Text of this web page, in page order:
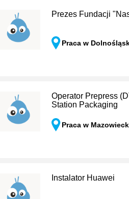
Prezes Fundacji
Praca w
Operator Prepress
Station Packaging
Praca w
Instalator Huawei